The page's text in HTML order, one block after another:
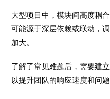
大型项目中，模块间高度耦
可能源于深层依赖或联动，
加大。
了解了常见难题后，需要建
以提升团队的响应速度和问题